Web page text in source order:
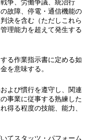
争、労働争議、統治行
故障、停電・通信機能の
決を含む（ただしこれら
理能力を超えて発生する
る作業指示書に定める如
を意味する。
よび慣行を遵守し、関連
事業に従事する熟練した
得る程度の技能、能力、
てスタッツ・パフォーム